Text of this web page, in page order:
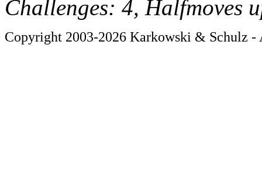
Challenges: 4, Halfmoves
Copyright 2003-2026 Karkowski & Schulz